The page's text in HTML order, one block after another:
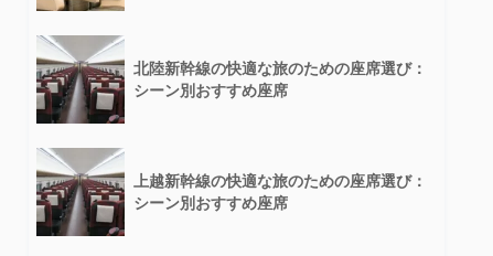
北陸新幹線の快適な旅のための座席選び：
シーン別おすすめ座席
上越新幹線の快適な旅のための座席選び：
シーン別おすすめ座席